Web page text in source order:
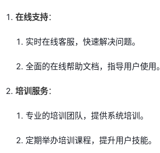
在线支持：
实时在线客服，快速解决问题。
全面的在线帮助文档，指导用户使用。
培训服务：
专业的培训团队，提供系统培训。
定期举办培训课程，提升用户技能。